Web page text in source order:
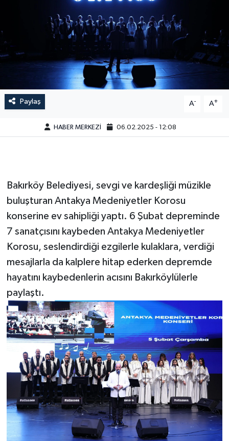
Paylaş A- A+
HABER MERKEZİ 06.02.2025 - 12:08
Bakırköy Belediyesi, sevgi ve kardeşliği müzikle
buluşturan Antakya Medeniyetler Korosu
konserine ev sahipliği yaptı. 6 Şubat depreminde
7 sanatçısını kaybeden Antakya Medeniyetler
Korosu, seslendirdiği ezgilerle kulaklara, verdiği
mesajlarla da kalplere hitap ederken depremde
hayatını kaybedenlerin acısını Bakırköylülerle
paylaştı.